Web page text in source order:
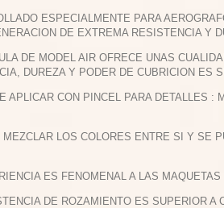
ESPECIALMENTE PARA
DE EXTREMA RESISTENCIA Y
DE MODEL AIR OFRECE UNAS
DUREZA Y PODER DE CUBRICION ES
APLICAR CON PINCEL PARA DETALLES :
LOS COLORES ENTRE SI Y SE
ES FENOMENAL A LAS
DE ROZAMIENTO ES SUPERIOR A